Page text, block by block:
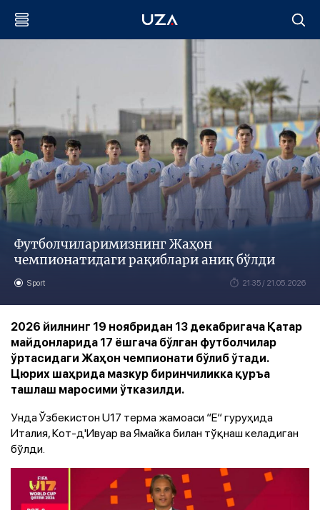
Футболчиларимизнинг Жаҳон
чемпионатидаги рақиблари аниқ бўлди
Sport 21:35 / 21.05.2026
2026 йилнинг 19 ноябридан 13 декабригача Қатар
майдонларида 17 ёшгача бўлган футболчилар
ўртасидаги Жаҳон чемпионати бўлиб ўтади.
Цюрих шаҳрида мазкур биринчиликка қуръа
ташлаш маросими ўтказилди.
Унда Ўзбекистон U17 терма жамоаси “E“ гуруҳида
Италия, Кот-д'Ивуар ва Ямайка билан тўқнаш келадиган
бўлди.